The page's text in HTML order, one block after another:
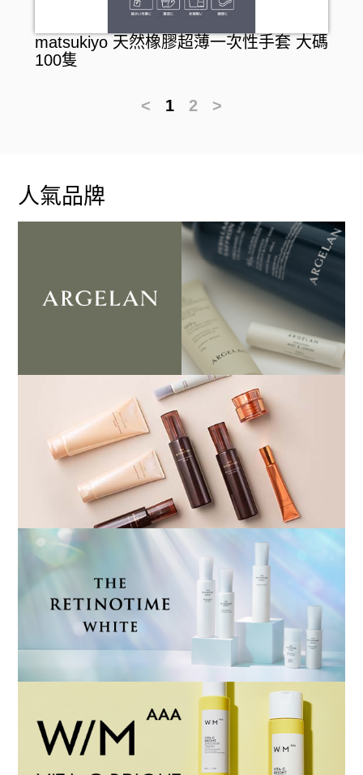
matsukiyo 天然橡膠超薄一次性手套 大碼
100隻
< 1 2 >
人氣品牌